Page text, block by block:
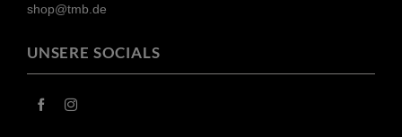
shop@tmb.de
UNSERE SOCIALS